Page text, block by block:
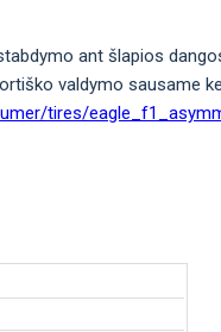
ant šlapios
valdymo sausame
tires/